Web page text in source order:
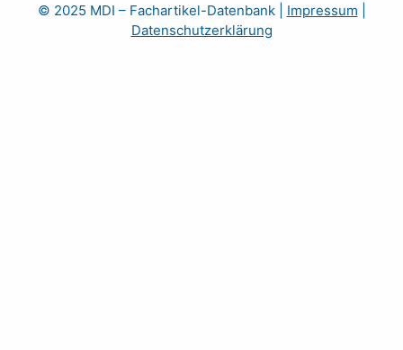
© 2025 MDI – Fachartikel-Datenbank| Impressum
Datenschutzerklärung